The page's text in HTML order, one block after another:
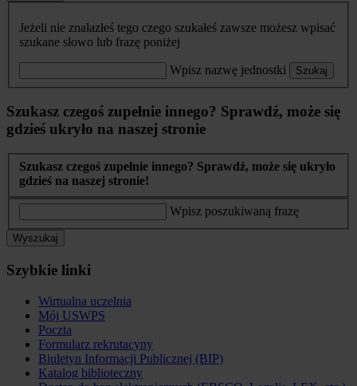
Jeżeli nie znalazłeś tego czego szukałeś zawsze możesz wpisać
szukane słowo lub frazę poniżej
Wpisz nazwę jednostki Szukaj
Szukasz czegoś zupełnie innego? Sprawdź, może się
gdzieś ukryło na naszej stronie
Szukasz czegoś zupełnie innego? Sprawdź, może się ukryło
gdzieś na naszej stronie!
Wpisz poszukiwaną frazę
Wyszukaj
Szybkie linki
Wirtualna uczelnia
Mój USWPS
Poczta
Formularz rekrutacyny
Biuletyn Informacji Publicznej (BIP)
Katalog biblioteczny